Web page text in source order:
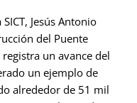
Jesús Antonio
del Puente
un avance del
un ejemplo de
alrededor de 51 mil